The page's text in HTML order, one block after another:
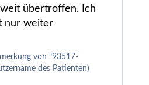
übertroffen. Ich
nur weiter
von "93517-
des Patienten)